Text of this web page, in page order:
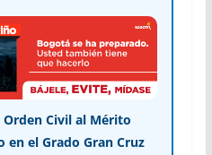
Orden Civil al Mérito
en el Grado Gran Cruz